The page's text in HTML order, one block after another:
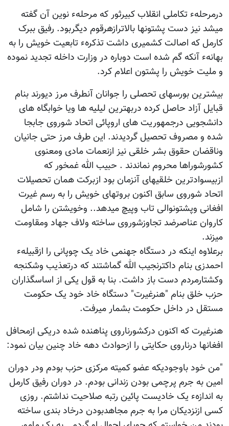
درمرحلهء تکاملی انقلاب کبیرثور که مرحلهء نوین آن گفته
میشد نیز دست پشتونها بالاترازهرقوم دیگربود. رفیق ببرک
کارمل که اصالت کشمیری داشت تذکرهء تابعیت خویش را به
بهانهء آنکه گم شده است دوباره در وزارت داخله تجدید نموده
و ملیت خویش را پشتون اعلام کرد.
بیشترین بورسهای تحصلی را جوانان آنطرف مرز دیورند بنام
قبایل آزاد حاصل کرده دربهترین لیلیه ها ویا خوابگاه های
دانشجویی درجمهوریت های اروپائی اتحاد شوروی جابجا
شده و مصروف تحصیل گردیدند. این طرف مرز حتی جانیان
وناقضان حقوق بشر خلقی نیز ازنعمات مادی ومعنوی
کشورشوراها محروم نماندند . حبیب الله غمخور که
ازبیسوادترین خلقیهای آنزمان بود ازبرکت همان تحصیلات
اتحاد شوروی سابق اکنون بروتهای خویش را به رسم غیرت
افغانی وپشتونوالی تاب وپیچ میدهد.. وخویشتن را شامل
کاروان عناصرضد تجاوزشوروی ساخته ولاف جهاد ومقاومت
میزند.
برعلاوه اینکه در دستگاه جهنمی خاد یک چوپانی را ازقبیلهء
احمدزی بنام داکترنجیب الله گماشتند که درتعذیب وشکنجه
وکشتارمردم دست باز داشت. بنا به قول یکی از اساسگذاران
حزب خلق بنام "هنرغیرت" دستگاه خاد خود یک حکومت
مستقل در داخل حکومت بشمار میرفت.
هنرغیرت که اکنون درکشورناروی پناهنده شده دریکی ازمحافل
افغانها درناروی حکایتی را ازحوادث دهه خاد چنین بیان نمود:
"من خود باوجودیکه عضو کمیته مرکزی حزب بودم ودر دوران
امین به جرم پرچمی بودن زندانی بودم. در دوران رفیق کارمل
به اندازهء یک خادیست پائین رتبه صلاحیت نداشتم. روزی
کسی ازنزدیکان مرا به جرم مجاهدبودن درخاد بندی ساخته